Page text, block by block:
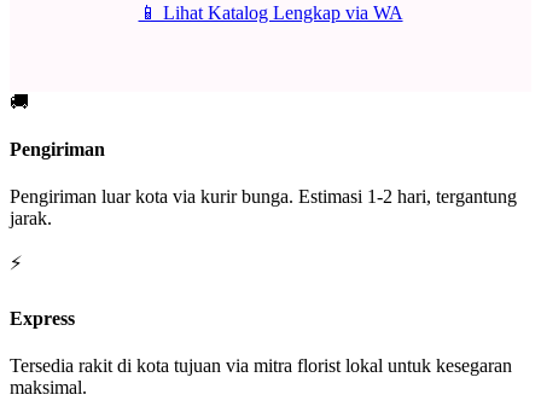
📱 Lihat Katalog Lengkap via WA
🚚
Pengiriman
Pengiriman luar kota via kurir bunga. Estimasi 1-2 hari, tergantung
jarak.
⚡
Express
Tersedia rakit di kota tujuan via mitra florist lokal untuk kesegaran
maksimal.